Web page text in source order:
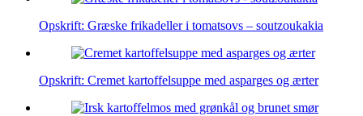
Opskrift: Græske frikadeller i tomatsovs – soutzoukakia
Opskrift: Cremet kartoffelsuppe med asparges og ærter